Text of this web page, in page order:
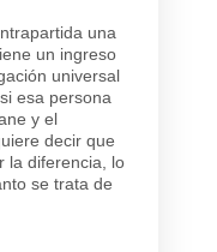
una
un ingreso
universal
esa persona
y el
decir que
la diferencia, lo
se trata de